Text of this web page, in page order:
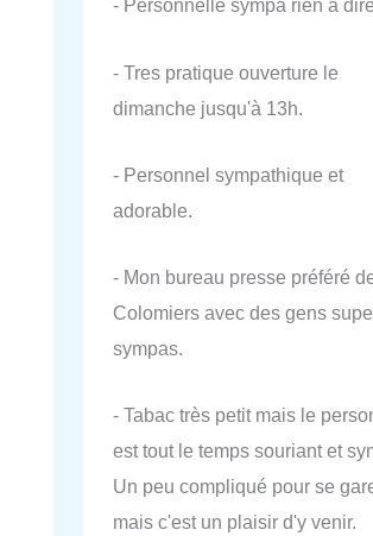
- Personnelle sympa rien à
- Tres pratique ouverture le
dimanche jusqu'à 13h.
- Personnel sympathique et
adorable.
- Mon bureau presse préféré
Colomiers avec des gens
sympas.
- Tabac très petit mais le
est tout le temps souriant et
Un peu compliqué pour se
mais c'est un plaisir d'y venir.